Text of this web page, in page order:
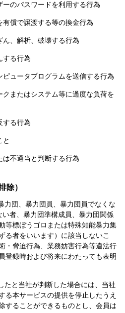
のパスワードを利用する行為
償で譲渡する等の換金行為
、解析、破壊する行為
する行為
ュータプログラムを送信する行為
またはシステム等に過度な負荷を
する行為
と
不適当と判断する行為
除）
力団、暴力団員、暴力団員でなくな
者、暴力団準構成員、暴力団関係
等標ぼうゴロまたは特殊知能暴力集
る者をいいます）に該当しないこ
・脅迫行為、業務妨害行為等違法行
登録時および将来にわたっても表明
たと当社が判断した場合には、当社
る本サービスの提供を停止したうえ
することができるものとし、会員は